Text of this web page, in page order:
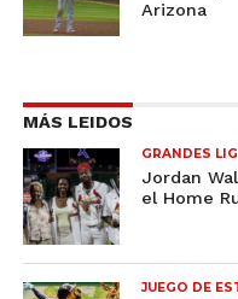
Arizona
MÁS LEIDOS
GRANDES
Jordan
el Home
JUEGO DE